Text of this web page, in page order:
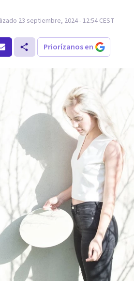
23 septiembre, 2024 - 12:54 CEST
Priorízanos en